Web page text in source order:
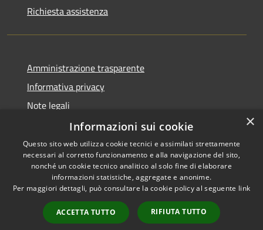
Richiesta assistenza
Amministrazione trasparente
Informativa privacy
Note legali
Dichiarazione di accessibilità
RSS
Accessibilità
Copyright © 2026 • Comune di
Municipium•
Accesso
redazione
×
Informazioni sui cookie
Questo sito web utilizza cookie tecnici e assimilati strettamente
necessari al corretto funzionamento e alla navigazione del sito,
nonché un cookie tecnico analitico al solo fine di elaborare
informazioni statistiche, aggregate e anonime.
Per maggiori dettagli, può consultare la cookie policy al seguente link
ACCETTA TUTTO RIFIUTA TUTTO